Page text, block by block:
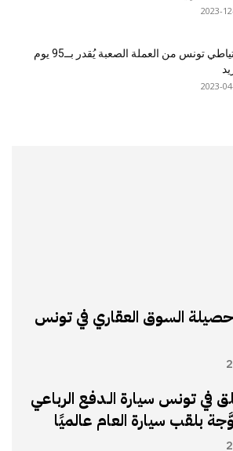
2023-
احتياطي تونس من العملة الصعبة يُقدر بــ95 يوم
2023-
السوق العقاري في تونس
في تونس سيارة الـدفع الرباعي